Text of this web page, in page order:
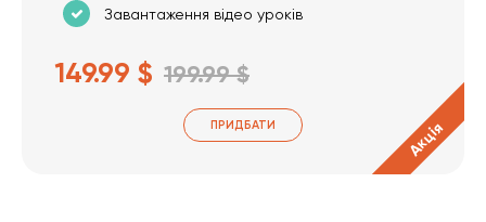
Завантаження відео уроків
149.99 $ 199.99 $
ПРИДБАТИ Акція